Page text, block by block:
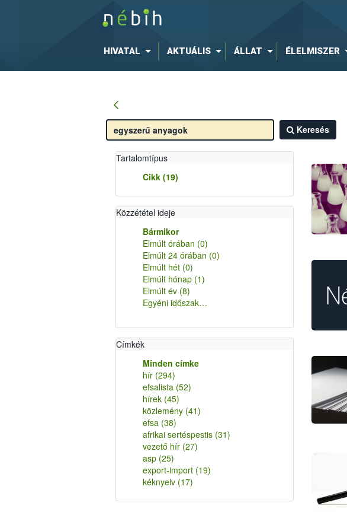
HIVATAL AKTUÁLIS ÁLLAT ÉLELMISZER
Keresés
Tartalomtípus
Cikk (19)
Közzététel ideje
Bármikor
Elmúlt órában (0)
Elmúlt 24 órában (0)
Elmúlt hét (0)
Elmúlt hónap (1)
Elmúlt év (8)
Egyéni időszak…
Címkék
Minden címke
hír (294)
efsalista (52)
hírek (45)
közlemény (41)
efsa (38)
afrikai sertéspestis (31)
vezető hír (27)
asp (25)
export-import (19)
kéknyelv (17)